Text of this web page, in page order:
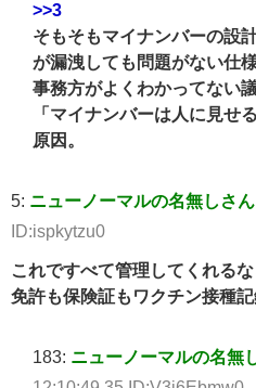
>>3
そもそもマイナンバーの設
が漏洩しても問題がない仕
事務方がよくわかってない
「マイナンバーは人に見せ
原因。
5: ニューノーマルの名無しさん
ID:ispkytzu0
これですべて管理してくれる
免許も保険証もワクチン接種
183: ニューノーマルの名無